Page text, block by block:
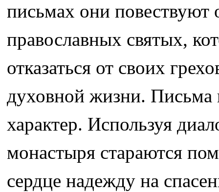
письмах они повествуют
православных святых,
отказаться от своих
духовной жизни. Письма
характер. Используя
монастыря стараются
сердце надежду на